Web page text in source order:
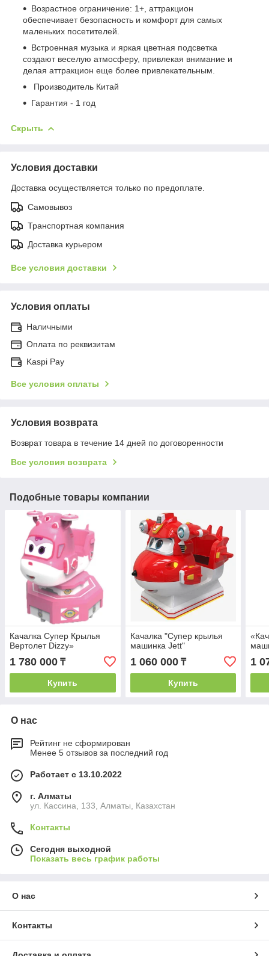
Возрастное ограничение: 1+, аттракцион
обеспечивает безопасность и комфорт для самых
маленьких посетителей.
Встроенная музыка и яркая цветная подсветка
создают веселую атмосферу, привлекая внимание и
делая аттракцион еще более привлекательным.
Производитель Китай
Гарантия - 1 год
Скрыть
Условия доставки
Доставка осуществляется только по предоплате.
Самовывоз
Транспортная компания
Доставка курьером
Все условия доставки
Условия оплаты
Наличными
Оплата по реквизитам
Kaspi Pay
Все условия оплаты
Условия возврата
Возврат товара в течение 14 дней по договоренности
Все условия возврата
Подобные товары компании
Качалка Супер Крылья
Вертолет Dizzy»
1 780 000 ₸
Купить
Качалка "Супер крылья
машинка Jett"
1 060 000₸
Купить
1
О нас
Рейтинг не сформирован
Менее 5 отзывов за последний год
Работает с 13.10.2022
г. Алматы
ул. Кассина, 133, Алматы, Казахстан
Контакты
Сегодня выходной
Показать весь график работы
О нас
Контакты